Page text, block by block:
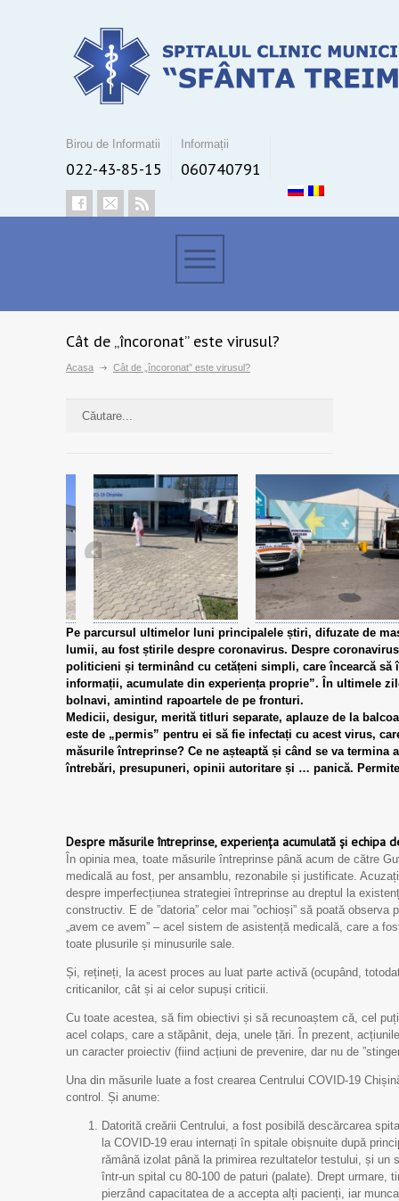
Birou de Informatii
022-43-85-15
Informații
060740791
Cât de „încoronat” este virusul?
Acasa Cât de „încoronat” este virusul?
Pe parcursul ultimelor luni principalele știri, difuzate de
lumii, au fost știrile despre coronavirus. Despre
politicieni și terminând cu cetățeni simpli, care încearcă
informații, acumulate din experiența proprie”. În ultimele
bolnavi, amintind rapoartele de pe fronturi.
Medicii, desigur, merită titluri separate, aplauze de la
este de „permis” pentru ei să fie infectați cu acest virus,
măsurile întreprinse? Ce ne așteaptă și când se va
întrebări, presupuneri, opinii autoritare și … panică.
Despre măsurile întreprinse, experiența acumulată și echipa
În opinia mea, toate măsurile întreprinse până acum de către
medicală au fost, per ansamblu, rezonabile și justificate.
despre imperfecțiunea strategiei întreprinse au dreptul la
constructiv. E de ”datoria” celor mai ”ochioși” să poată
„avem ce avem” – acel sistem de asistență medicală, care a
toate plusurile și minusurile sale.
Și, rețineți, la acest proces au luat parte activă (ocupând,
criticanilor, cât și ai celor supuși criticii.
Cu toate acestea, să fim obiectivi și să recunoaștem că, cel
acel colaps, care a stăpânit, deja, unele țări. În prezent,
un caracter proiectiv (fiind acțiuni de prevenire, dar nu de
Una din măsurile luate a fost crearea Centrului COVID-19
control. Și anume:
Datorită creării Centrului, a fost posibilă descărcarea
la COVID-19 erau internați în spitale obișnuite după
rămână izolat până la primirea rezultatelor testului, și
într-un spital cu 80-100 de paturi (palate). Drept
pierzând capacitatea de a accepta alți pacienți, iar